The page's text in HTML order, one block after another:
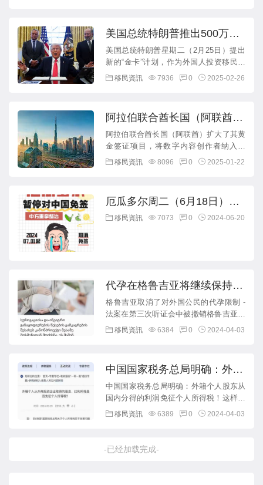
美国总统特朗普推出500万美
元投资移民“金卡”计划，拿绿
卡，获得公民身份，计划取代
EB-5！
美国总统特朗普星期二（2月25日）提出
新的“金卡”计划，作为外国人投资移民签
证，花费500万美元即可购买“金卡”，获得
移民資訊 7936 0 2025-02-26
阿拉伯联合酋长国（阿联酋）
扩大数字内容创作者黄金签证
项目
阿拉伯联合酋长国（阿联酋）扩大了其黄
金签证项目，将数字内容创作者纳入其
中，并通过迪拜新推出的“创作者总部”倡
移民資訊 8096 0 2025-01-22
厄瓜多尔周二（6月18日）宣
布暂停对中国免签，应对非法
移民資訊 7073 0 2024-06-20
代孕在格鲁吉亚将继续保持开
放状态。
格鲁吉亚取消了对外国公民的代孕限制 -
法案在第三次听证会中被撤销格鲁吉亚放
宽了对代孕的法律限制，允许外国公民利
移民資訊 6384 0 2024-04-03
中国国家税务总局明确：外籍
个人股东从国内分得的利润免
征个人所得税！
中国国家税务总局明确：外籍个人股东从
国内分得的利润免征个人所得税！这样，
海外身份很有必要。...
移民資訊 6389 0 2024-04-03
-已经加载完成-